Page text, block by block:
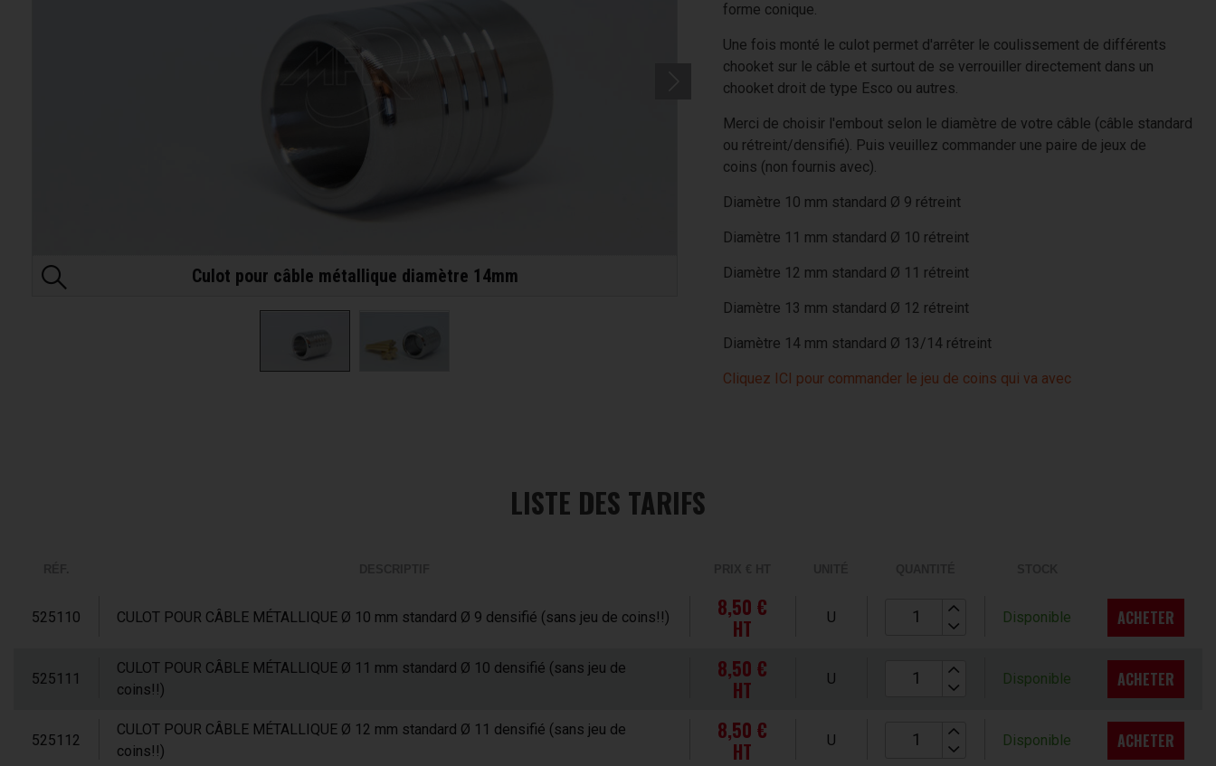
Culot pour câble métallique diamètre 14mm Culot + jeu de coins (coins en option)
forme conique.
Une fois monté le culot permet d'arrêter le coulissement de différents
chooket sur le câble et surtout de se verrouiller directement dans un
chooket droit de type Esco ou autres.
Merci de choisir l'embout selon le diamètre de votre câble (câble standard
ou rétreint/densifié). Puis veuillez commander une paire de jeux de
coins (non fournis avec).
Diamètre 10 mm standard Ø 9 rétreint
Diamètre 11 mm standard Ø 10 rétreint
Diamètre 12 mm standard Ø 11 rétreint
Diamètre 13 mm standard Ø 12 rétreint
Diamètre 14 mm standard Ø 13/14 rétreint
Cliquez ICI pour commander le jeu de coins qui va avec
LISTE DES TARIFS
525110 CULOT POUR CÂBLE MÉTALLIQUE Ø 10 mm standard Ø 9 densifié (sans jeu de coins!!)
8,50 €
HT
U Disponible ACHETER
525111
CULOT POUR CÂBLE MÉTALLIQUE Ø 11 mm standard Ø 10 densifié (sans jeu de
coins!!)
8,50 €
HT
U Disponible ACHETER
525112
CULOT POUR CÂBLE MÉTALLIQUE Ø 12 mm standard Ø 11 densifié (sans jeu de
coins!!)
8,50 €
HT
U Disponible ACHETER